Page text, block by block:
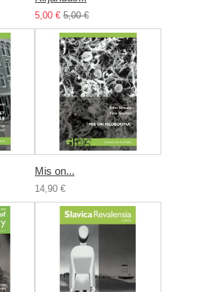
5,00 € 5,00 €
Mis on...
14,90 €